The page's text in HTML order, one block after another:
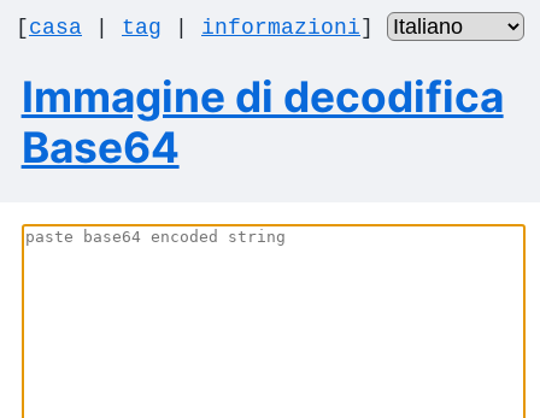
[casa tag informazioni]
Immagine di decodifica
Base64